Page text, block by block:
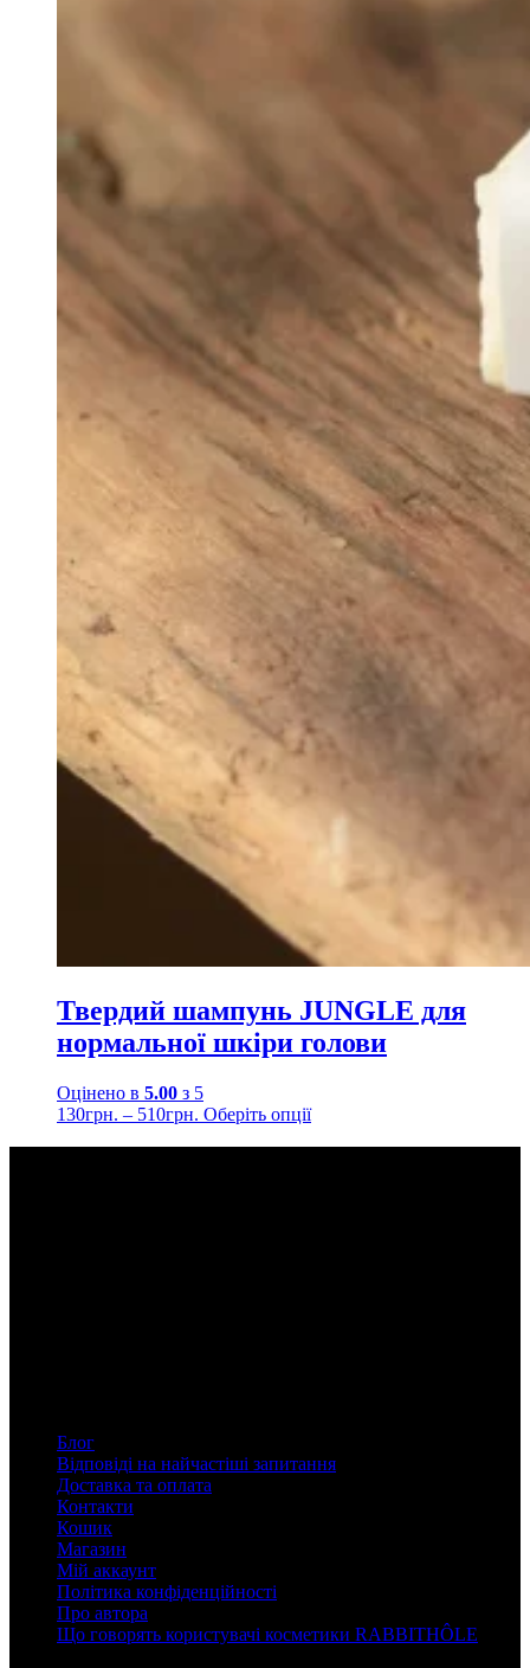
Твердий шампунь JUNGLE для
нормальної шкіри голови
Оцінено в 5.00 з 5
130грн. – 510грн. Оберіть опції
Блог
Відповіді на найчастіші запитання
Доставка та оплата
Контакти
Кошик
Магазин
Мій аккаунт
Політика конфіденційності
Про автора
Що говорять користувачі косметики RABBITHÔLE